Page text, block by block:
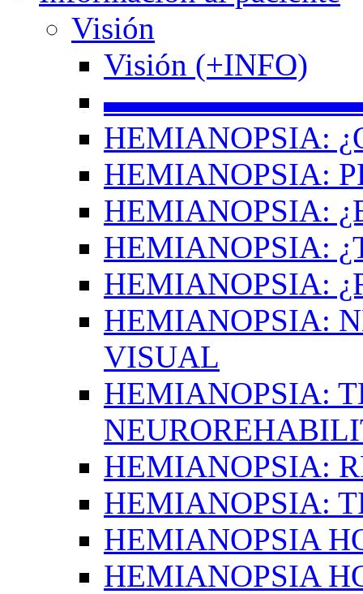
Visión
Visión (+INFO)
HEMIANOPSIA:
HEMIANOPSIA:
HEMIANOPSIA:
HEMIANOPSIA:
HEMIANOPSIA:
HEMIANOPSIA:
VISUAL
HEMIANOPSIA:
HEMIANOPSIA:
HEMIANOPSIA:
HEMIANOPSIA
HEMIANOPSIA